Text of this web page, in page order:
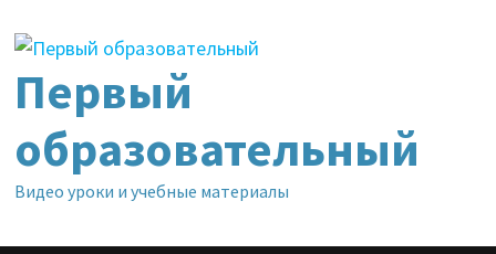
содержимому
Первый
образовательный
Видео уроки и учебные материалы